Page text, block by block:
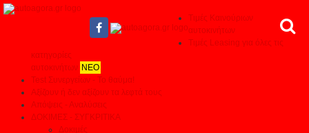
Τιμές Καινούριων
αυτοκινήτων
Τιμές Leasing για όλες τις
κατηγορίες
αυτοκινήτων ΝΕΟ
Test Συνεργείων - Το θαύμα!
Αξίζουν ή δεν αξίζουν τα λεφτά τους
Απόψεις - Αναλύσεις
ΔΟΚΙΜΕΣ - ΣΥΓΚΡΙΤΙΚΑ
Δοκιμές